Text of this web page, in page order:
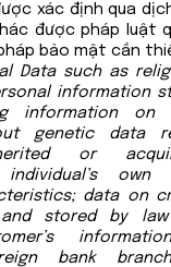
xác định qua
được pháp luật
bảo mật cần
Data such as
information
information on
genetic data
or
individual’s
data on
stored by law
bank